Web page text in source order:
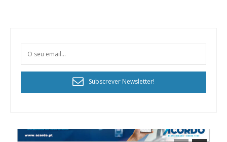
Subscrever Newsletter!